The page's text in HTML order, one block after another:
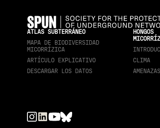
ATLAS SUBTERRÁNEO
MAPA DE BIODIVERSIDAD
MICORRÍZICA
ARTÍCULO EXPLICATIVO
DESCARGAR LOS DATOS
HONGOS
CLIMA
AMENAZAS